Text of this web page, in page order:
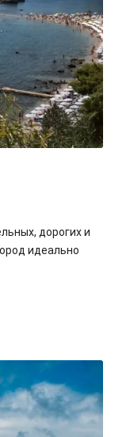
дорогих и
идеально